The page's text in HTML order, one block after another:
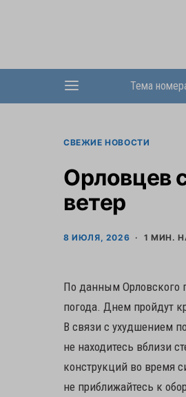
Тема
СВЕЖИЕ НОВОСТИ
Орловцев
ветер
8 ИЮЛЯ, 2026 1 МИН.
По данным Орловского
погода. Днем пройдут
В связи с ухудшением
не находитесь вблизи
конструкций во время
не приближайтесь к